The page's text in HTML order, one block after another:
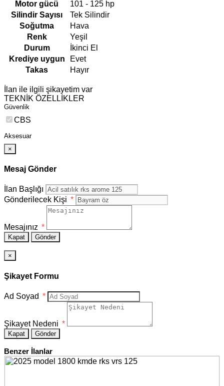
Motor gücü
101 - 125 hp
Silindir Sayısı
Tek Silindir
Soğutma
Hava
Renk
Yeşil
Durum
İkinci El
Krediye uygun
Evet
Takas
Hayır
İlan ile ilgili şikayetim var
TEKNİK ÖZELLİKLER
Güvenlik
CBS
Aksesuar
×
Mesaj Gönder
İlan Başlığı
Gönderilecek Kişi *
Mesajınız *
Kapat Gönder
×
Şikayet Formu
Ad Soyad *
Şikayet Nedeni *
Kapat Gönder
Benzer İlanlar